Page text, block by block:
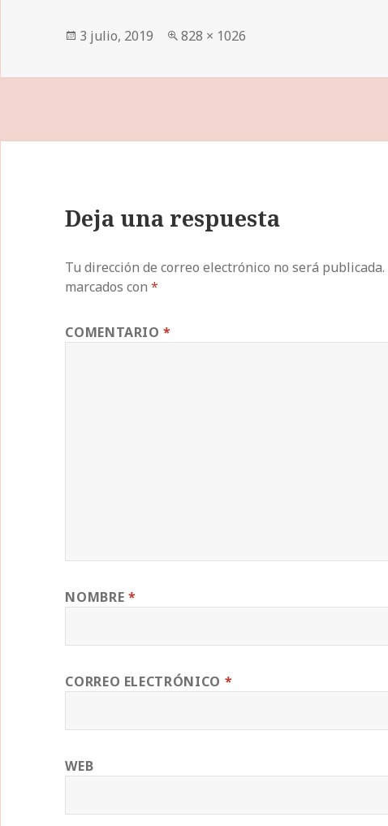
Publicado
3 julio, 2019
Tamaño
828 × 1026
Deja una respuesta
Tu dirección de correo electrónico no será publicada.
marcados con*
COMENTARIO*
NOMBRE *
CORREO ELECTRÓNICO *
WEB